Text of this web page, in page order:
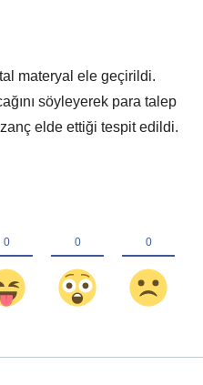
materyal ele geçirildi.
söyleyerek para talep
elde ettiği tespit edildi.